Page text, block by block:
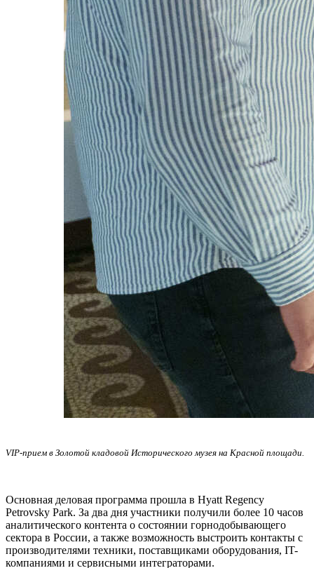
VIP-прием в Золотой кладовой Исторического музея на Красной площади.
Основная деловая программа прошла в Hyatt Regency
Petrovsky Park. За два дня участники получили более 10 часов
аналитического контента о состоянии горнодобывающего
сектора в России, а также возможность выстроить контакты с
производителями техники, поставщиками оборудования, IT-
компаниями и сервисными интеграторами.